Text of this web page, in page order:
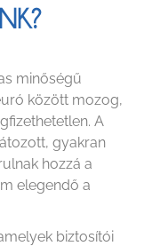
minőségű
között mozog,
A
gyakran
hozzá a
elegendő a
biztosítói